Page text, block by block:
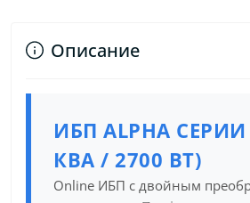
Описание
ИБП ALPHA СЕРИИ
КВА / 2700 ВТ)
Online ИБП с двойным